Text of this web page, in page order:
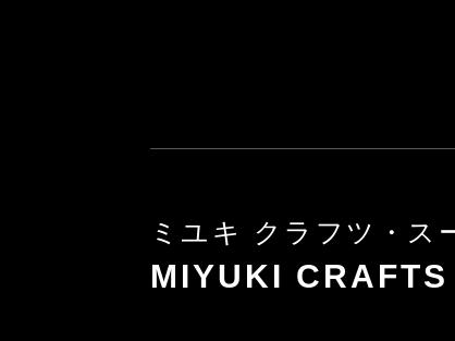
ミユキ クラフツ・ス
MIYUKI CRAFTS